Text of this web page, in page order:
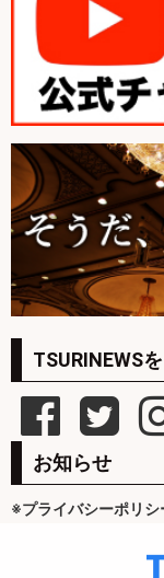
TSURINEWS
お知らせ
※プライバシーポリシ